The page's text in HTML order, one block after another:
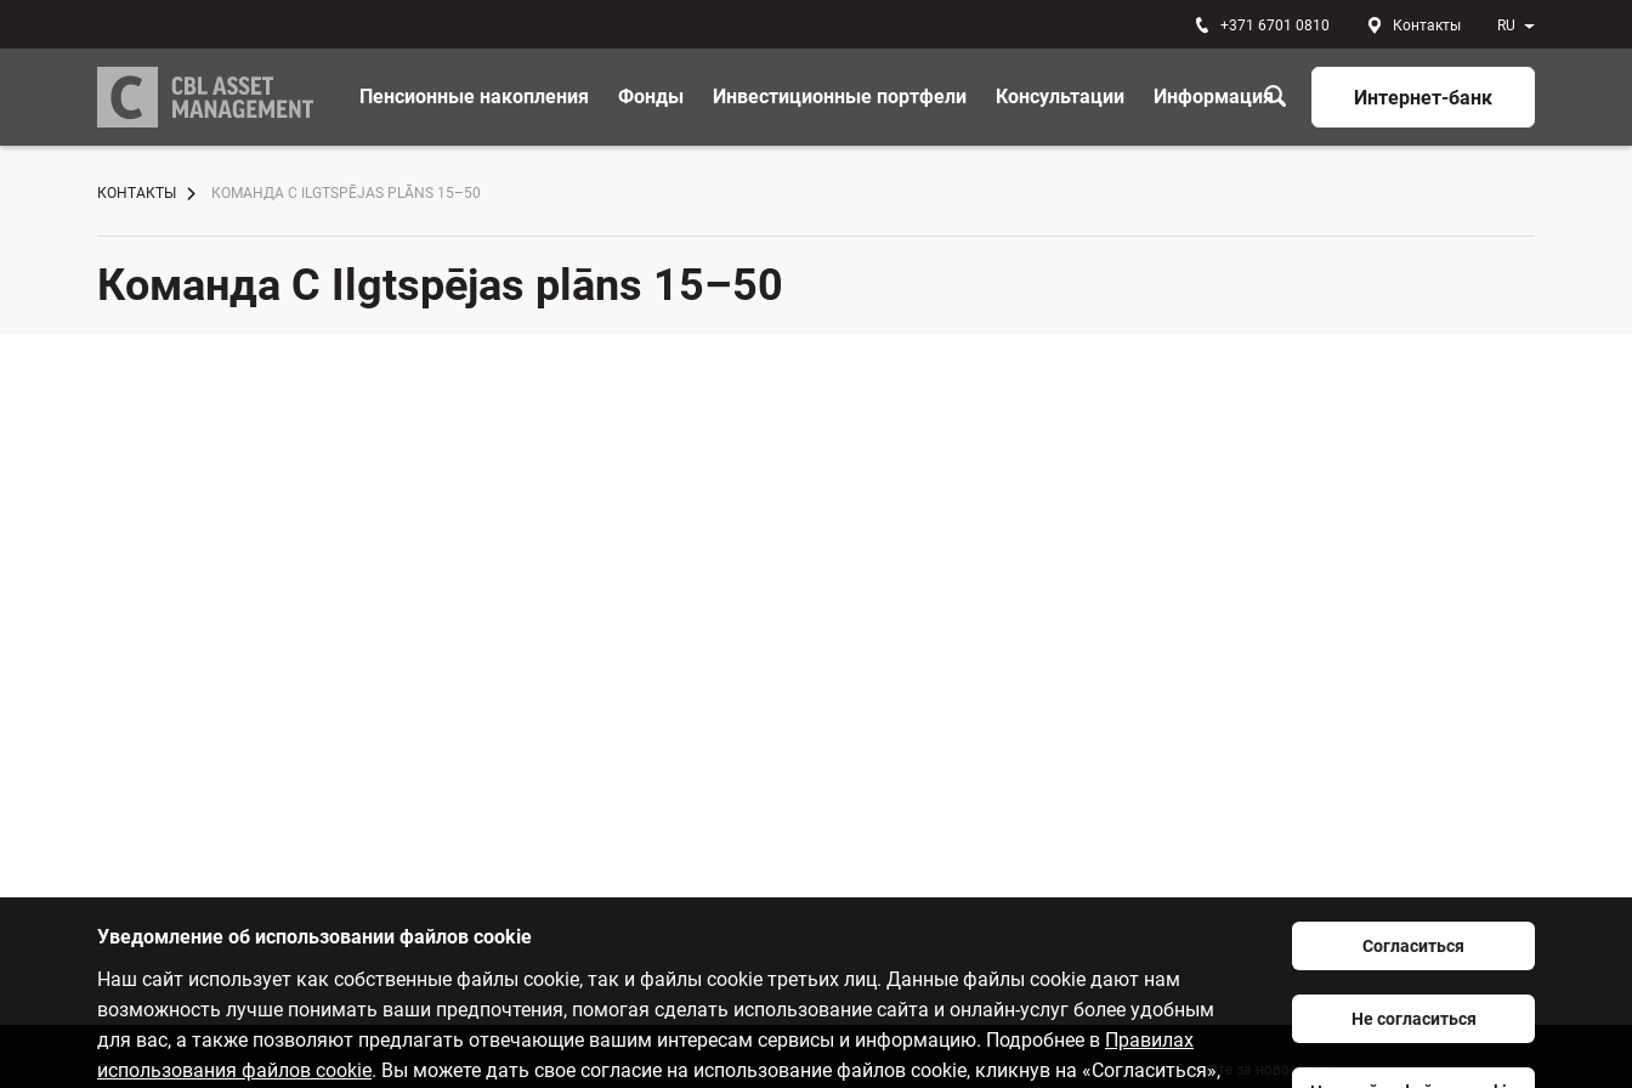
RU
+371 6701 0810 Контакты
Интернет-банк
Пенсионные накопления Фонды Инвестиционные портфели Консультации Информация
КОНТАКТЫ КОМАНДА C ILGTSPĒJAS PLĀNS 15–50
Команда C Ilgtspējas plāns 15–50
Уведомление об использовании файлов cookie
Наш сайт использует как собственные файлы cookie, так и файлы cookie третьих лиц. Данные файлы cookie дают нам
возможность лучше понимать ваши предпочтения, помогая сделать использование сайта и онлайн-услуг более удобным
для вас, а также позволяют предлагать отвечающие вашим интересам сервисы и информацию. Подробнее в Правилах
использования файлов cookie. Вы можете дать свое согласие на использование файлов cookie, кликнув на «Согласиться»,
Согласиться
Не согласиться
Связаться с нами Следите за новостями